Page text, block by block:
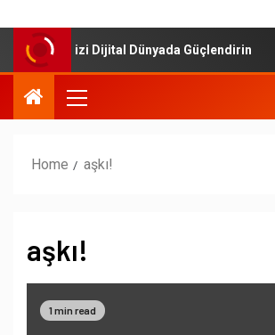
İşletmenizi Dijital Dünyada Güçlendirin
Home aşkı!
aşkı!
1 min read